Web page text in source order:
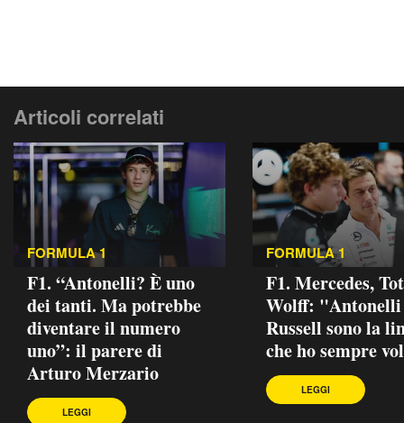
Articoli correlati
FORMULA 1
F1. “Antonelli? È uno
dei tanti. Ma potrebbe
diventare il numero
uno”: il parere di
Arturo Merzario
LEGGI
FORMULA 1
F1. Mercedes,
Wolff: "Antonelli
Russell sono la
che ho sempre
LEGGI